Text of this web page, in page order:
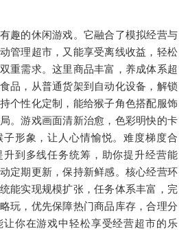
趣的休闲游戏。它融合了模拟经营与
管理超市，又能享受离线收益，轻松
重需求。这里商品丰富，养成体系超
品，从普通货架到自动化设备，解锁
个性化定制，能给猴子角色搭配服饰
。游戏画面清新治愈，色彩明快的卡
形象，让人心情愉悦。难度梯度合
到多线任务统筹，助你提升经营能
定期更新，保持新鲜感。核心经营环
能实现规模扩张，任务体系丰富，完
玩，优先保障热门商品库存，合理分
你在游戏中轻松享受经营超市的乐